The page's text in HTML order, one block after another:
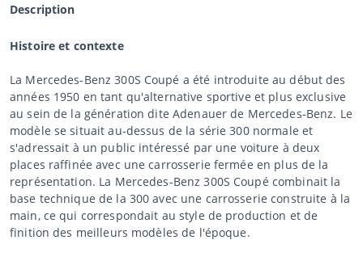
Description
Histoire et contexte
La Mercedes-Benz 300S Coupé a été introduite au début des
années 1950 en tant qu'alternative sportive et plus exclusive
au sein de la génération dite Adenauer de Mercedes-Benz. Le
modèle se situait au-dessus de la série 300 normale et
s'adressait à un public intéressé par une voiture à deux
places raffinée avec une carrosserie fermée en plus de la
représentation. La Mercedes-Benz 300S Coupé combinait la
base technique de la 300 avec une carrosserie construite à la
main, ce qui correspondait au style de production et de
finition des meilleurs modèles de l'époque.